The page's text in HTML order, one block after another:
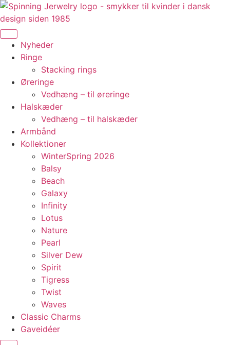
Videre
til
indhold
Nyheder
Ringe
Stacking rings
Øreringe
Vedhæng – til øreringe
Halskæder
Vedhæng – til halskæder
Armbånd
Kollektioner
WinterSpring 2026
Balsy
Beach
Galaxy
Infinity
Lotus
Nature
Pearl
Silver Dew
Spirit
Tigress
Twist
Waves
Classic Charms
Gaveidéer